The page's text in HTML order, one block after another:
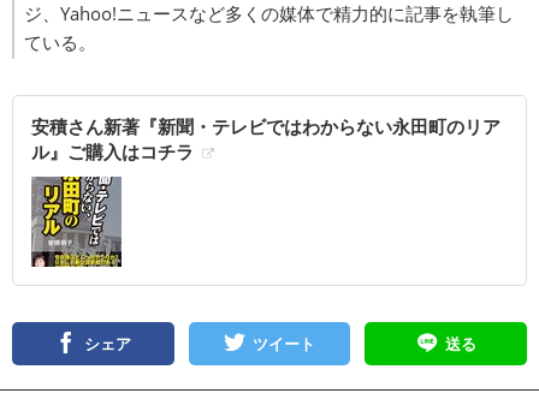
ジ、Yahoo!ニュースなど多くの媒体で精力的に記事を執筆し
ている。
安積さん新著『新聞・テレビではわからない永田町のリア
ル』ご購入はコチラ
シェア ツイート 送る